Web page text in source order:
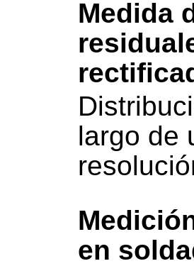
Medida
largo de
en